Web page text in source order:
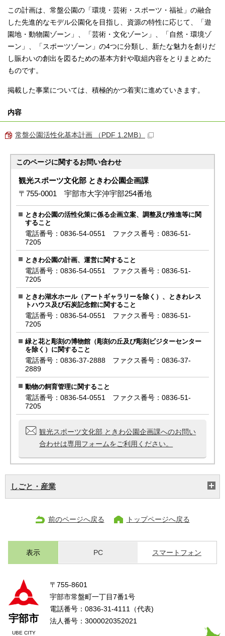
この計画は、常盤公園の「環境・芸術・スポーツ・福祉」の融合
した先進的なモデル公園化を目指し、資源の特性に応じて、「遊
園地・動物園ゾーン」、「芸術・文化ゾーン」、「自然・環境ゾ
ーン」、「スポーツゾーン」の4つに分類し、新たな魅力を創りだ
し賑わいの創出を図るための基本方針や取組内容をとりまとめた
ものです。
掲載した事業については、積極的かつ着実に進めていきます。
内容
常盤公園活性化基本計画 （PDF 1.2MB）
このページに関するお問い合わせ
観光スポーツ文化部 ときわ公園企画課
〒755-0001 宇部市大字沖宇部254番地
ときわ公園の活性化策に係る企画立案、調整及び推進等に関
すること
電話番号：0836-54-0551 ファクス番号：0836-51-
7205
ときわ公園の計画、運営に関すること
電話番号：0836-54-0551 ファクス番号：0836-51-
7205
ときわ湖水ホール（アートギャラリーを除く）、ときわレス
トハウス及び石炭記念館に関すること
電話番号：0836-54-0551 ファクス番号：0836-51-
7205
緑と花と彫刻の博物館（彫刻の丘及び彫刻ビジターセンター
を除く）に関すること
電話番号：0836-37-2888 ファクス番号：0836-37-
2889
動物の飼育管理に関すること
電話番号：0836-54-0551 ファクス番号：0836-51-
7205
観光スポーツ文化部 ときわ公園企画課へのお問い
合わせは専用フォームをご利用ください。
しごと・産業
前のページへ戻る トップページへ戻る
表示 PC スマートフォン
宇部市
UBE CITY
〒755-8601
宇部市常盤町一丁目7番1号
電話番号：0836-31-4111（代表)
法人番号：3000020352021